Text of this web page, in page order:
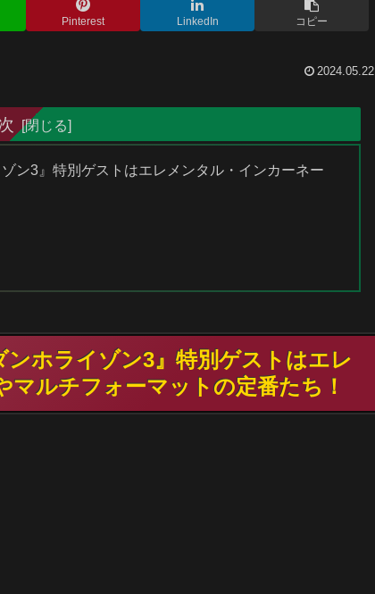
Pinterest LinkedIn コピー
2024.05.22
ン3』特別ゲストはエレメンタル・インカーネー
ンホライゾン3』特別ゲストはエレ
ルチフォーマットの定番たち！